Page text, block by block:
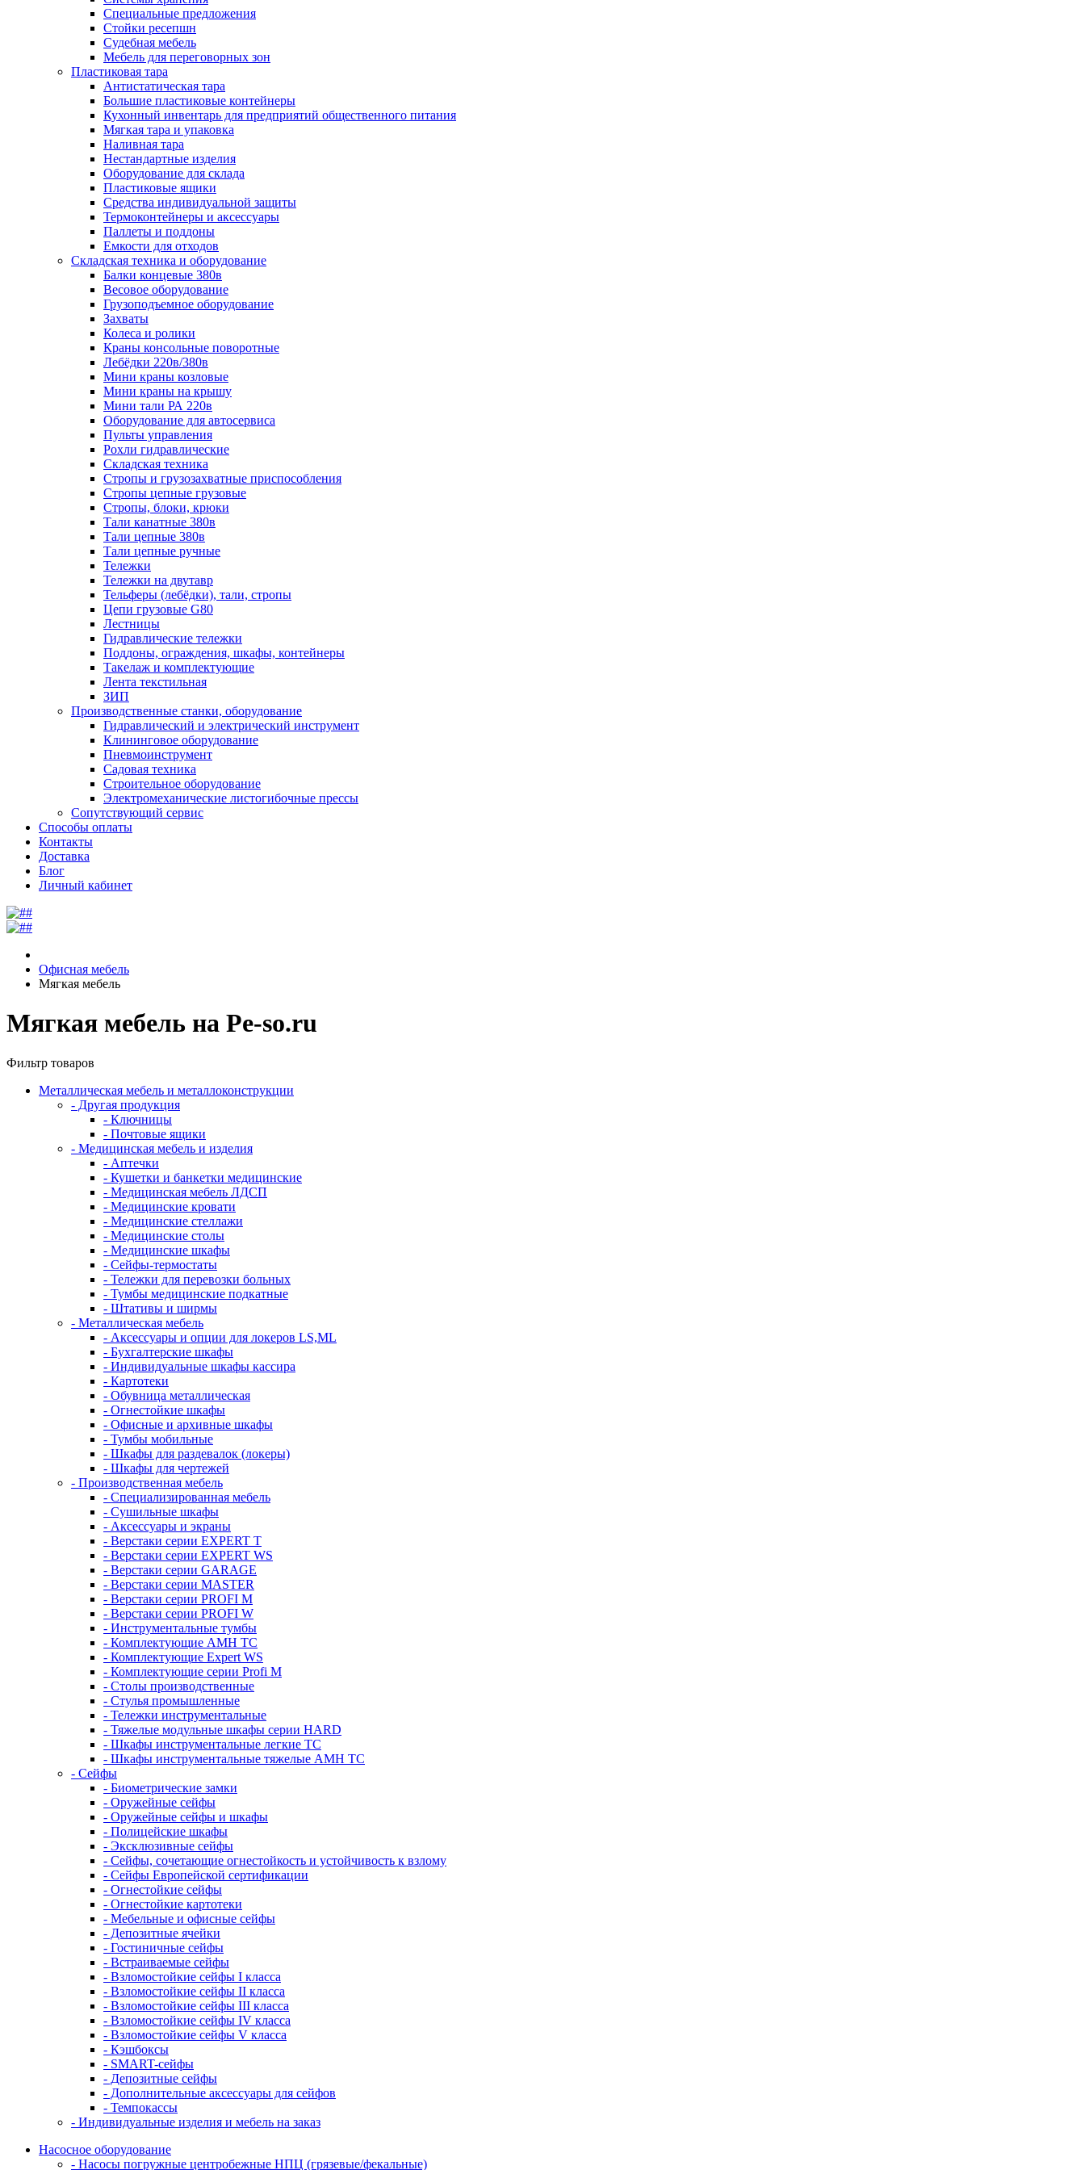
Специальные предложения
Стойки ресепшн
Судебная мебель
Мебель для переговорных зон
Пластиковая тара
Антистатическая тара
Большие пластиковые контейнеры
Кухонный инвентарь для предприятий общественного питания
Мягкая тара и упаковка
Наливная тара
Нестандартные изделия
Оборудование для склада
Пластиковые ящики
Средства индивидуальной защиты
Термоконтейнеры и аксессуары
Паллеты и поддоны
Емкости для отходов
Складская техника и оборудование
Балки концевые 380в
Весовое оборудование
Грузоподъемное оборудование
Захваты
Колеса и ролики
Краны консольные поворотные
Лебёдки 220в/380в
Мини краны козловые
Мини краны на крышу
Мини тали РА 220в
Оборудование для автосервиса
Пульты управления
Рохли гидравлические
Складская техника
Стропы и грузозахватные приспособления
Стропы цепные грузовые
Стропы, блоки, крюки
Тали канатные 380в
Тали цепные 380в
Тали цепные ручные
Тележки
Тележки на двутавр
Тельферы (лебёдки), тали, стропы
Цепи грузовые G80
Лестницы
Гидравлические тележки
Поддоны, ограждения, шкафы, контейнеры
Такелаж и комплектующие
Лента текстильная
ЗИП
Производственные станки, оборудование
Гидравлический и электрический инструмент
Клининговое оборудование
Пневмоинструмент
Садовая техника
Строительное оборудование
Электромеханические листогибочные прессы
Сопутствующий сервис
Способы оплаты
Контакты
Доставка
Блог
Личный кабинет
Офисная мебель
Мягкая мебель
Мягкая мебель на Pe-so.ru
Фильтр товаров
Металлическая мебель и металлоконструкции
- Другая продукция
- Ключницы
- Почтовые ящики
- Медицинская мебель и изделия
- Аптечки
- Кушетки и банкетки медицинские
- Медицинская мебель ЛДСП
- Медицинские кровати
- Медицинские стеллажи
- Медицинские столы
- Медицинские шкафы
- Сейфы-термостаты
- Тележки для перевозки больных
- Тумбы медицинские подкатные
- Штативы и ширмы
- Металлическая мебель
- Аксессуары и опции для локеров LS,ML
- Бухгалтерские шкафы
- Индивидуальные шкафы кассира
- Картотеки
- Обувница металлическая
- Огнестойкие шкафы
- Офисные и архивные шкафы
- Тумбы мобильные
- Шкафы для раздевалок (локеры)
- Шкафы для чертежей
- Производственная мебель
- Cпециализированная мебель
- Cушильные шкафы
- Аксессуары и экраны
- Верстаки серии EXPERT T
- Верстаки серии EXPERT WS
- Верстаки серии GARAGE
- Верстаки серии MASTER
- Верстаки серии PROFI M
- Верстаки серии PROFI W
- Инструментальные тумбы
- Комплектующие AMH TC
- Комплектующие Expert WS
- Комплектующие серии Profi M
- Столы производственные
- Стулья промышленные
- Тележки инструментальные
- Тяжелые модульные шкафы серии HARD
- Шкафы инструментальные легкие ТС
- Шкафы инструментальные тяжелые AMH TC
- Сейфы
- Биометрические замки
- Оружейные сейфы
- Оружейные сейфы и шкафы
- Полицейские шкафы
- Эксклюзивные сейфы
- Сейфы, сочетающие огнестойкость и устойчивость к взлому
- Сейфы Европейской сертификации
- Огнестойкие сейфы
- Огнестойкие картотеки
- Мебельные и офисные сейфы
- Депозитные ячейки
- Гостиничные сейфы
- Встраиваемые сейфы
- Взломостойкие сейфы I класса
- Взломостойкие сейфы II класса
- Взломостойкие сейфы III класса
- Взломостойкие сейфы IV класса
- Взломостойкие сейфы V класса
- Кэшбоксы
- SMART-сейфы
- Депозитные сейфы
- Дополнительные аксессуары для сейфов
- Темпокассы
- Индивидуальные изделия и мебель на заказ
Насосное оборудование
- Насосы погружные центробежные НПЦ (грязевые/фекальные)